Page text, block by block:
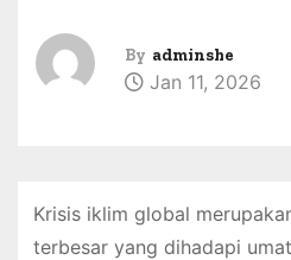
By adminshe
Jan 11, 2026
Krisis iklim global
terbesar yang dihadapi